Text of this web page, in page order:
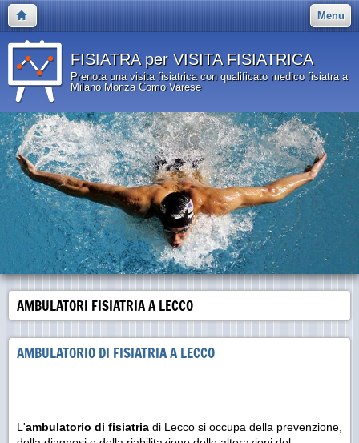
Menu
FISIATRA per VISITA FISIATRICA
Prenota una visita fisiatrica con qualificato medico fisiatra a
Milano Monza Como Varese
AMBULATORI FISIATRIA A LECCO
AMBULATORIO DI FISIATRIA A LECCO
L'ambulatorio di fisiatria di Lecco si occupa della prevenzione,